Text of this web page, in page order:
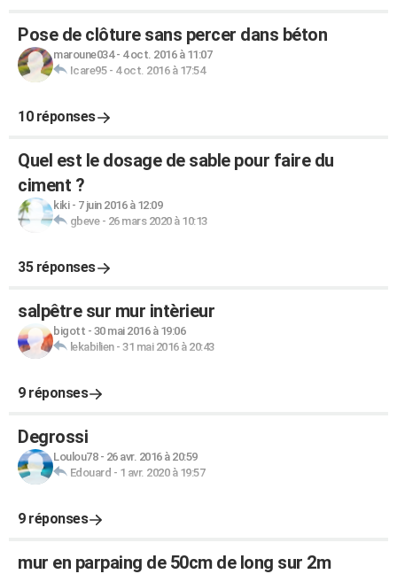
Pose de clôture sans percer dans béton
maroune034- 4 oct. 2016 à 11:07
Icare95- 4 oct. 2016 à 17:54
10 réponses
Quel est le dosage de sable pour faire du
ciment ?
kiki- 7 juin 2016 à 12:09
gbeve- 26 mars 2020 à 10:13
35 réponses
salpêtre sur mur intèrieur
bigott - 30 mai 2016 à 19:06
lekabilien- 31 mai 2016 à 20:43
9 réponses
Degrossi
Loulou78- 26 avr. 2016 à 20:59
Edouard - 1 avr. 2020 à 19:57
9 réponses
mur en parpaing de 50cm de long sur 2m